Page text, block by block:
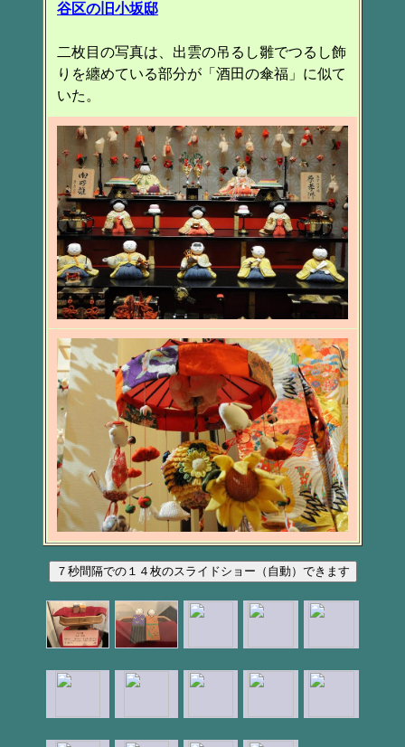
谷区の旧小坂邸
二枚目の写真は、出雲の吊るし雛でつるし飾
りを纏めている部分が「酒田の傘福」に似て
いた。